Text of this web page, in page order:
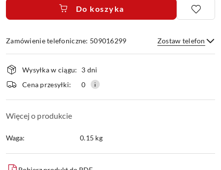
Do koszyka
Zamówienie telefoniczne: 509016299 Zostaw telefon
Wyślij
Dostępność
i
dostawa
Wysyłka w ciągu:
3 dni
Cena przesyłki:
0
Więcej o produkcie
Waga: 0.15 kg